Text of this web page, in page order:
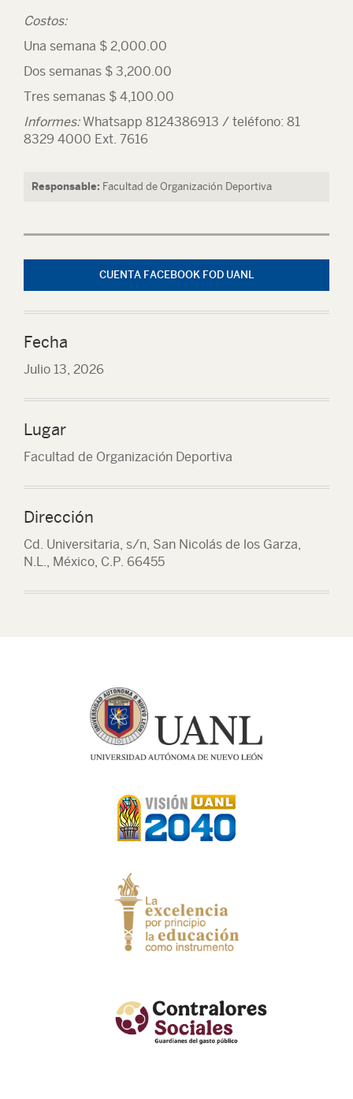
Costos:
Una semana $ 2,000.00
Dos semanas $ 3,200.00
Tres semanas $ 4,100.00
Informes:Whatsapp 8124386913 / teléfono: 81
8329 4000 Ext. 7616
Responsable: Facultad de Organización Deportiva
CUENTA FACEBOOK FOD UANL
Fecha
Julio 13, 2026
Lugar
Facultad de Organización Deportiva
Dirección
Cd. Universitaria, s/n, San Nicolás de los Garza,
N.L., México, C.P. 66455